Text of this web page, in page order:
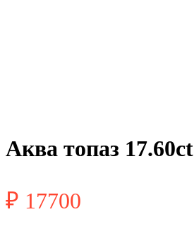
Аква топаз 17.60ct
₽ 17700